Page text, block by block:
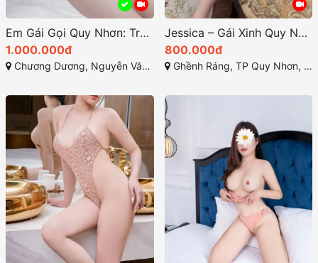
Em Gái Gọi Quy Nhơn: Trải Nghiệm Thanh Xuân Hàng Cao Cấp
1.000.000đ
Chương Dương, Nguyễn Văn Cừ, Quy Nhơn, Bình Định
Jessica – Gái Xinh Quy Nhơn Nóng Bỏng và Quyến Rũ
800.000đ
Ghềnh Ráng, TP Quy Nhơn, Bình Định